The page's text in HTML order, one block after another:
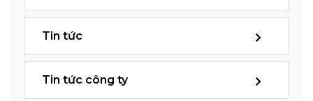
Tin tức
Tin tức công ty